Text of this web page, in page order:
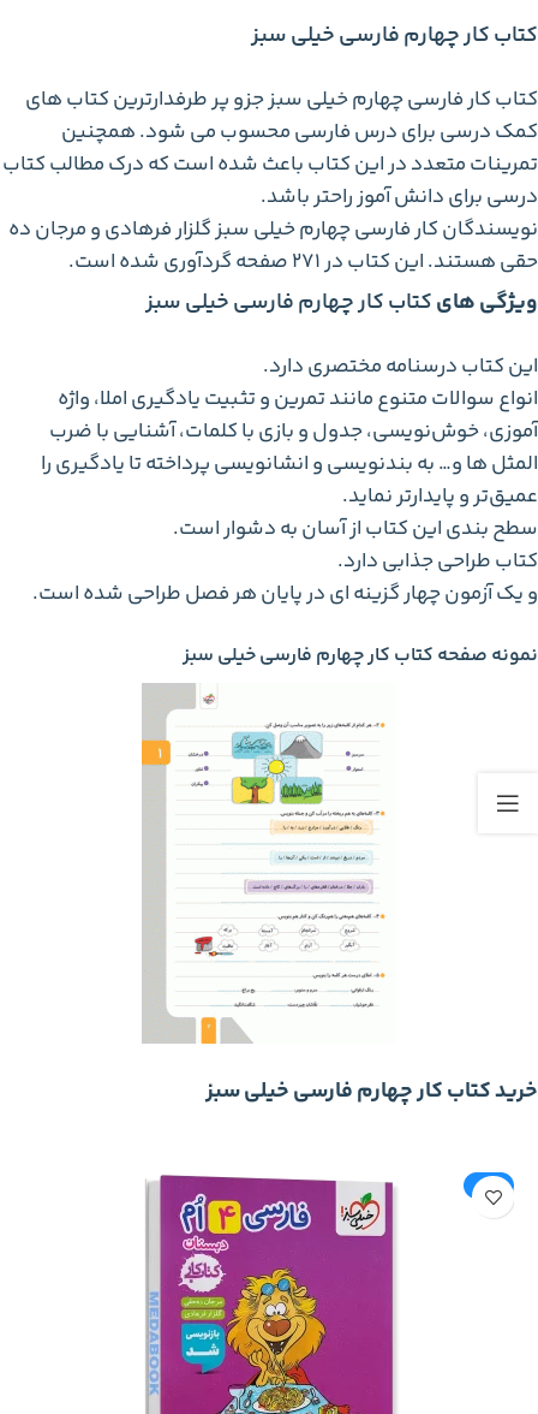
کتاب کار چهارم فارسی خیلی سبز
کتاب کار فارسی چهارم خیلی سبز جزو پر طرفدارترین کتاب های
کمک درسی برای درس فارسی محسوب می شود. همچنین
تمرینات متعدد در این کتاب باعث شده است که درک مطالب کتاب
درسی برای دانش آموز راحتر باشد.
نویسندگان کار فارسی چهارم خیلی سبز گلزار فرهادی و مرجان ده
حقی هستند. این کتاب در 271 صفحه گردآوری شده است.
ویژگی هایکتاب کار چهارم فارسی خیلی سبز
این کتاب درسنامه مختصری دارد.
انواع سوالات متنوع مانند تمرین و تثبیت یادگیری املا، واژه
‌آموزی، خوش‌نویسی، جدول و بازی با کلمات، آشنایی با ضرب‌
المثل ‌ها و… به بندنویسی و انشانویسی پرداخته تا یادگیری را
عمیق‌تر و پایدارتر نماید.
سطح بندی این کتاب از آسان به دشوار است.
کتاب طراحی جذابی دارد.
و یک آزمون چهار گزینه‌ ای در پایان هر فصل طراحی شده است.
نمونه صفحه کتاب کار چهارم فارسی خیلی سبز
خرید کتاب کار چهارم فارسی خیلی سبز
-18%